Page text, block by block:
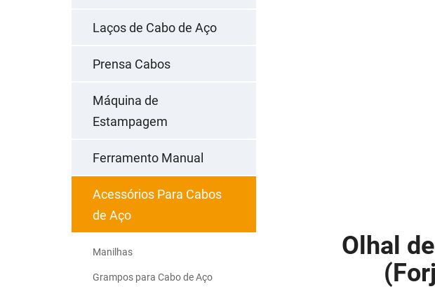
Laços de Cabo de Aço
Prensa Cabos
Máquina de
Estampagem
Ferramento Manual
Acessórios Para Cabos
de Aço
Manilhas
Grampos para Cabo de Aço
Olhal